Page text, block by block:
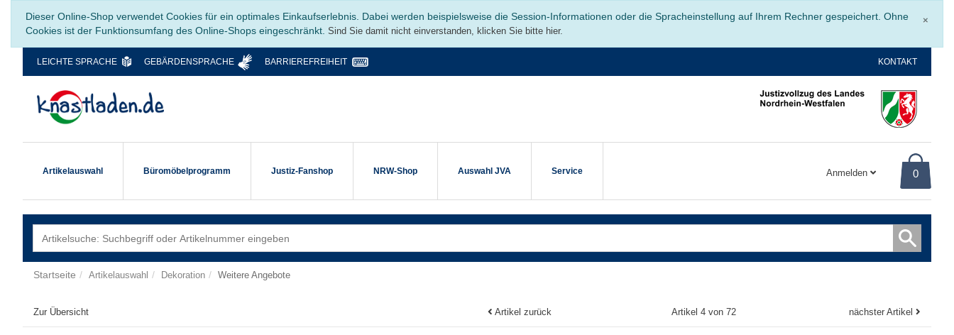
×
Dieser Online-Shop verwendet Cookies für ein optimales Einkaufserlebnis. Dabei werden beispielsweise die Session-Informationen oder die Spracheinstellung auf Ihrem Rechner gespeichert. Ohne
Cookies ist der Funktionsumfang des Online-Shops eingeschränkt. Sind Sie damit nicht einverstanden, klicken Sie bitte hier.
LEICHTE SPRACHE GEBÄRDENSPRACHE BARRIEREFREIHEIT KONTAKT
Artikelauswahl Büromöbelprogramm Justiz-Fanshop NRW-Shop Auswahl JVA Service Anmelden 0
Startseite Artikelauswahl Dekoration Weitere Angebote
Zur Übersicht Artikel zurück Artikel 4 von 72 nächster Artikel